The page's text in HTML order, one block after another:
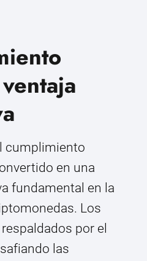
cumplimiento
en una
fundamental en la
Los
por el
las